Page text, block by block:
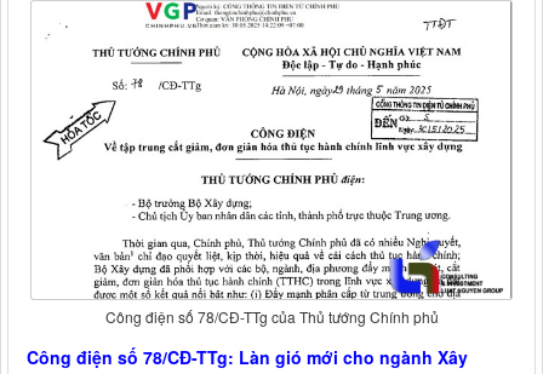
Công điện số 78/CĐ-TTg của Thủ tướng Chính phủ
Công điện số 78/CĐ-TTg: Làn gió mới cho ngành Xây